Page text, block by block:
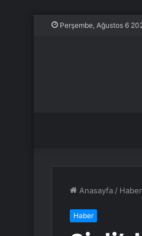
Perşembe, Ağustos 6
Anasayfa / Haber
Haber